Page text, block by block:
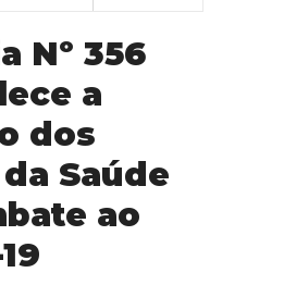
Nº 356
a
dos
Saúde
ao